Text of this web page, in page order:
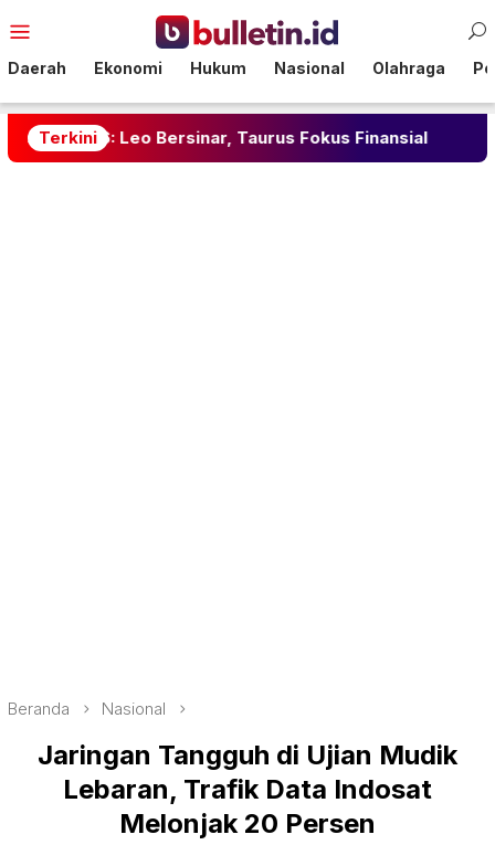
ke
Mobile
Daerah Ekonomi Hukum Nasional Olahraga
Terkini
Leo Bersinar, Taurus Fokus Finansial Herdman
Beranda Nasional
Jaringan Tangguh di Ujian Mudik
Lebaran, Trafik Data Indosat
Melonjak 20 Persen